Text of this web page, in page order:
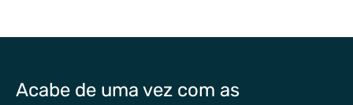
Acabe de uma vez com as